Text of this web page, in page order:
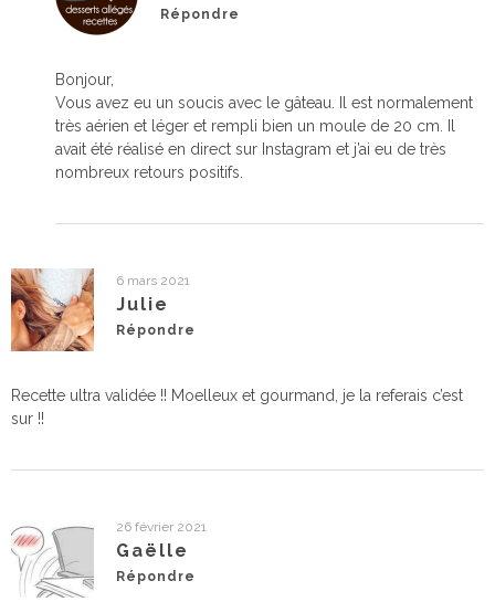
Répondre
Bonjour,
Vous avez eu un soucis avec le gâteau. Il est normalement
très aérien et léger et rempli bien un moule de 20 cm. Il
avait été réalisé en direct sur Instagram et j’ai eu de très
nombreux retours positifs.
6 mars 2021
Julie
Répondre
Recette ultra validée !! Moelleux et gourmand, je la referais c’est
sur !!
26 février 2021
Gaëlle
Répondre